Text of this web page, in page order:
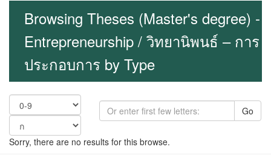
Browsing Theses (Master's degree) -
Entrepreneurship / วิทยานิพนธ์ – การ
ประกอบการ by Type
Go
Sorry, there are no results for this browse.